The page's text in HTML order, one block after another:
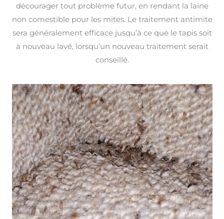
décourager tout problème futur, en rendant la laine
non comestible pour les mites. Le traitement antimite
sera généralement efficace jusqu’à ce que le tapis soit
à nouveau lavé, lorsqu’un nouveau traitement serait
conseillé.